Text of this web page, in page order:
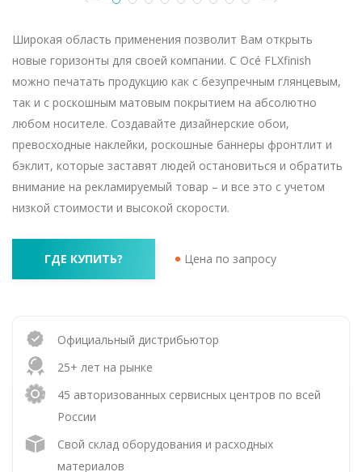
Широкая область применения позволит Вам открыть
новые горизонты для своей компании. С Océ FLXfinish
можно печатать продукцию как с безупречным глянцевым,
так и с роскошным матовым покрытием на абсолютно
любом носителе. Создавайте дизайнерские обои,
превосходные наклейки, роскошные баннеры фронтлит и
бэклит, которые заставят людей остановиться и обратить
внимание на рекламируемый товар – и все это с учетом
низкой стоимости и высокой скорости.
ГДЕ КУПИТЬ? Цена по запросу
Официальный дистрибьютор
25+ лет на рынке
45 авторизованных сервисных центров по всей
России
Свой склад оборудования и расходных
материалов